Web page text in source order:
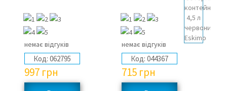
немає відгуків
Код: 062795
997 грн
немає відгуків
Код: 044367
715 грн